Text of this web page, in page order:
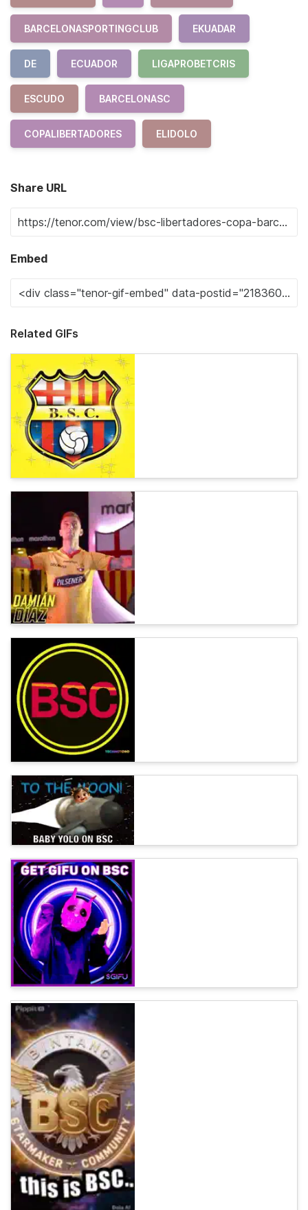
BARCELONASPORTINGCLUB EKUADAR
DE ECUADOR LIGAPROBETCRIS
ESCUDO BARCELONASC
COPALIBERTADORES ELIDOLO
Share URL
Embed
Related GIFs